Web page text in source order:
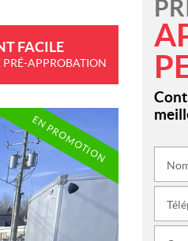
FACILE
APPROBATION
EN PROMOTION